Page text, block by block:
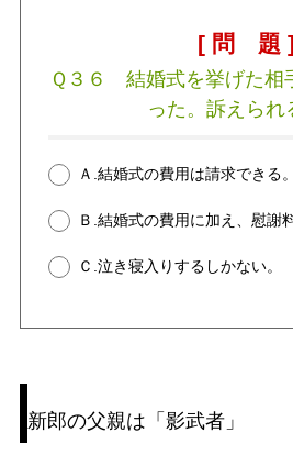
[ 問 題 ]
Ｑ３６ 結婚式を挙げた相
った。訴えられ
Ａ.結婚式の費用は請求できる。
Ｂ.結婚式の費用に加え、慰謝
Ｃ.泣き寝入りするしかない。
新郎の父親は「影武者」